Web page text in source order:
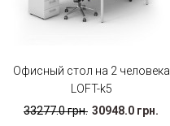
Офисный стол на 2 человека
LOFT-k5
33277.0 грн. 30948.0 грн.